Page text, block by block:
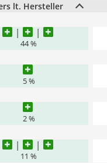
lt. Hersteller
44 %
5 %
2 %
11 %